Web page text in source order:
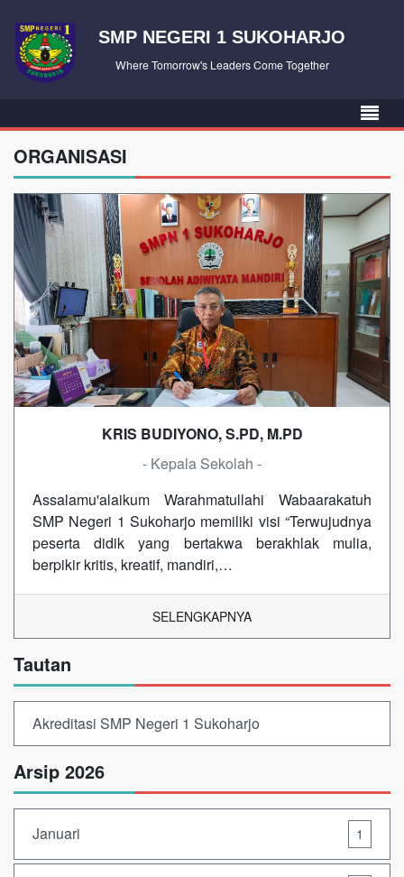
SMP NEGERI 1 SUKOHARJO
Where Tomorrow's Leaders Come Together
ORGANISASI
KRIS BUDIYONO, S.PD, M.PD
- Kepala Sekolah -
Assalamu'alaikum Warahmatullahi Wabaarakatuh
SMP Negeri 1 Sukoharjo memiliki visi “Terwujudnya
peserta didik yang bertakwa berakhlak mulia,
berpikir kritis, kreatif, mandiri,…
SELENGKAPNYA
Tautan
Akreditasi SMP Negeri 1 Sukoharjo
Arsip 2026
Januari 1